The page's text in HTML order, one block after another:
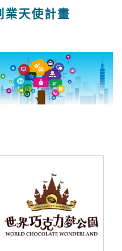
業天使計畫